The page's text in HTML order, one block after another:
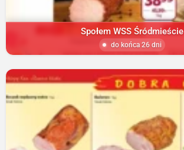
Społem WSS Śródmieście
do końca 26 dni